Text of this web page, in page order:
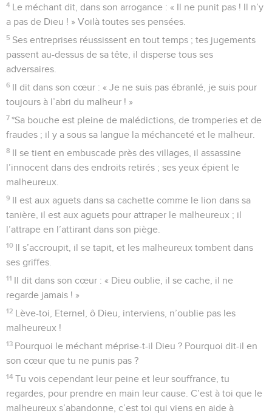
4 Le méchant dit, dans son arrogance : « Il ne punit pas ! Il n’y
a pas de Dieu ! » Voilà toutes ses pensées.
5 Ses entreprises réussissent en tout temps ; tes jugements
passent au-dessus de sa tête, il disperse tous ses
adversaires.
6 Il dit dans son cœur : « Je ne suis pas ébranlé, je suis pour
toujours à l’abri du malheur ! »
7 *Sa bouche est pleine de malédictions, de tromperies et de
fraudes ; il y a sous sa langue la méchanceté et le malheur.
8 Il se tient en embuscade près des villages, il assassine
l’innocent dans des endroits retirés ; ses yeux épient le
malheureux.
9 Il est aux aguets dans sa cachette comme le lion dans sa
tanière, il est aux aguets pour attraper le malheureux ; il
l’attrape en l’attirant dans son piège.
10 Il s’accroupit, il se tapit, et les malheureux tombent dans
ses griffes.
11 Il dit dans son cœur : « Dieu oublie, il se cache, il ne
regarde jamais ! »
12 Lève-toi, Eternel, ô Dieu, interviens, n’oublie pas les
malheureux !
13 Pourquoi le méchant méprise-t-il Dieu ? Pourquoi dit-il en
son cœur que tu ne punis pas ?
14 Tu vois cependant leur peine et leur souffrance, tu
regardes, pour prendre en main leur cause. C’est à toi que le
malheureux s’abandonne, c’est toi qui viens en aide à